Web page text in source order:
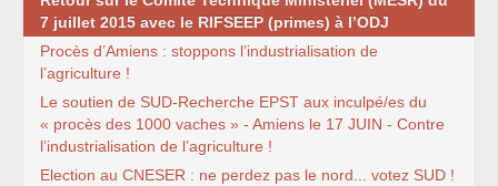
IRSTEA , 2014
IRSTEA, 2013
Cemagref - IRSTEA, 2012
Cemagref, 2011
Cemagref, 2009
Cemagref, 2008
MandatCTPC 2006-2009
Archives (2003 - 2006)
Naissance, Elections
7 juillet 2015 avec le RIFSEEP (primes) à l’ODJ
Procès d’Amiens : stoppons l’industrialisation de
l’agriculture !
Le soutien de SUD-Recherche EPST aux inculpé/es du
« procès des 1000 vaches » - Amiens le 17 JUIN - Contre
l’industrialisation de l’agriculture !
Election au CNESER : ne perdez pas le nord... votez SUD !